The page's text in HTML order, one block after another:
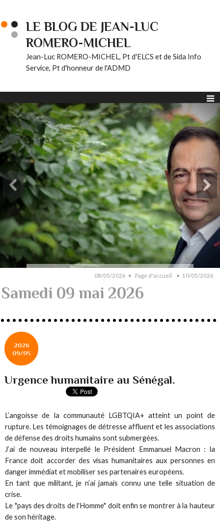
LE BLOG DE JEAN-LUC
ROMERO-MICHEL
Jean-Luc ROMERO-MICHEL, Pt d'ELCS et de Sida Info
Service, Pt d'honneur de l'ADMD
08/05/2026 Page d'accueil 10/05/2026
Samedi 09 mai 2026
2026
09/05
Urgence humanitaire au Sénégal.
L’angoisse de la communauté LGBTQIA+ atteint un point de
rupture. Les témoignages de détresse affluent et les associations
de défense des droits humains sont submergées.
J’ai de nouveau interpellé le Président Emmanuel Macron : la
France doit accorder des visas humanitaires aux personnes en
danger immédiat et mobiliser ses partenaires européens.
En tant que militant, je n’ai jamais connu une telle situation de
crise.
Le "pays des droits de l'Homme" doit enfin se montrer à la hauteur
de son héritage.